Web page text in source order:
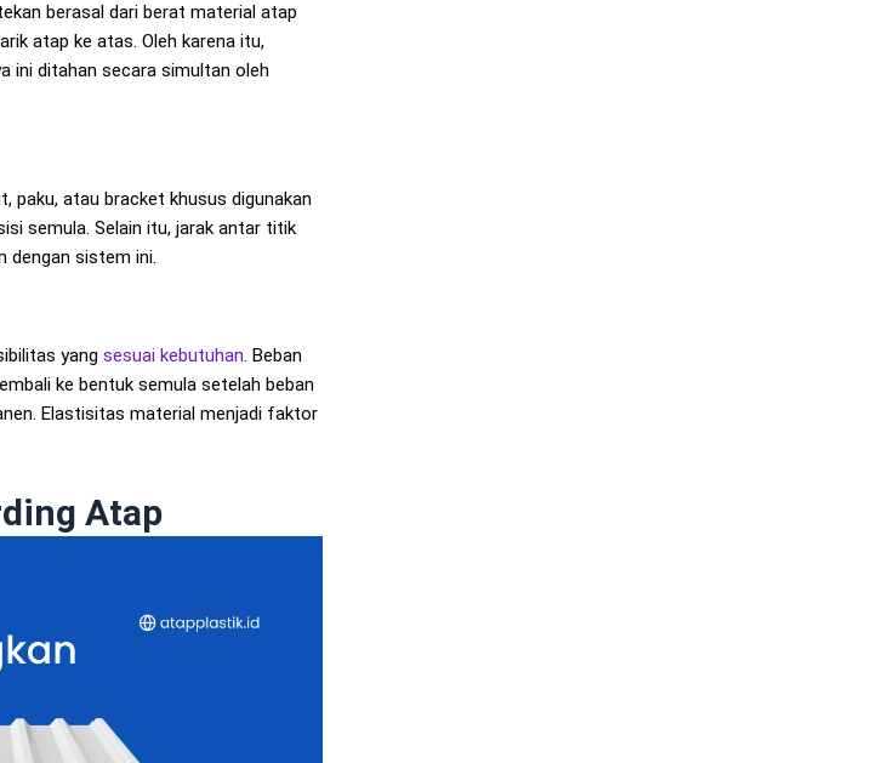
berasal dari berat material atap
atap ke atas. Oleh karena itu,
ini ditahan secara simultan oleh
paku, atau bracket khusus digunakan
semula. Selain itu, jarak antar titik
dengan sistem ini.
yang sesuai kebutuhan. Beban
ke bentuk semula setelah beban
Elastisitas material menjadi faktor
Atap